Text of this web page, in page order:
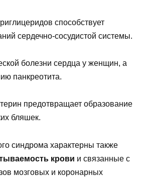
способствует
сердечно-сосудистой системы.
болезни сердца у женщин, а
панкреотита.
предотвращает образование
бляшек.
синдрома характерны также
крови и связанные с
мозговых и коронарных